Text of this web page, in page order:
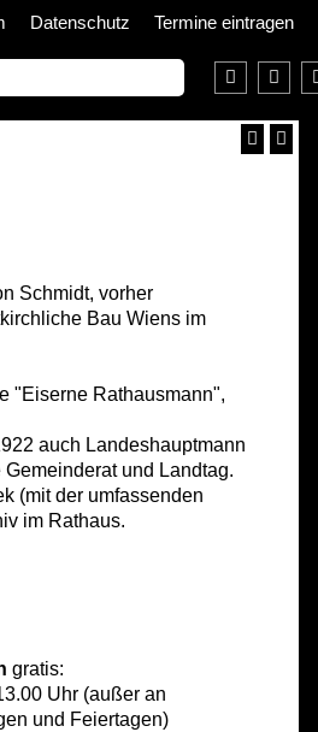
Datenschutz Termine eintragen
Schmidt, vorher
Bau Wiens im
"Eiserne Rathausmann",
auch Landeshauptmann
und Landtag.
(mit der umfassenden
im Rathaus.
gratis:
Uhr (außer an
und Feiertagen)